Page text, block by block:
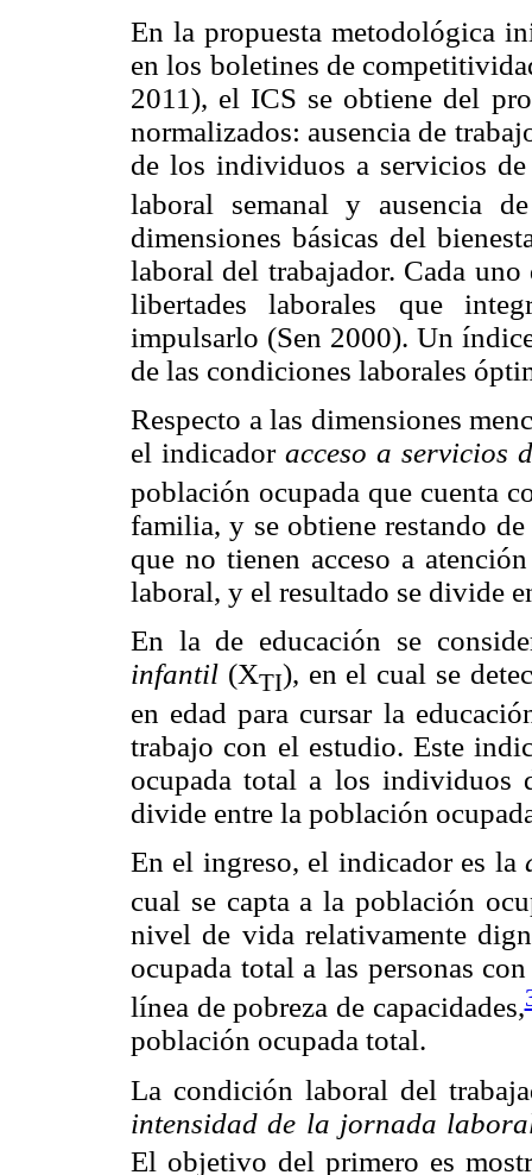
En la propuesta metodológica
en los boletines de
2011), el ICS se obtiene del
normalizados: ausencia de
de los individuos a servicios
laboral semanal y ausencia
dimensiones básicas del
laboral del trabajador. Cada
libertades laborales que
impulsarlo (Sen 2000). Un
de las condiciones laborales
Respecto a las dimensiones
el indicador acceso a servicios
población ocupada que cuenta
familia, y se obtiene restando
que no tienen acceso a
laboral, y el resultado se divide
En la de educación se
infantil (XTI), en el cual se
en edad para cursar la
trabajo con el estudio. Este
ocupada total a los individuos
divide entre la población
En el ingreso, el indicador es la
cual se capta a la población
nivel de vida relativamente
ocupada total a las personas
línea de pobreza de capacidades,
población ocupada total.
La condición laboral del
intensidad de la jornada
El objetivo del primero es